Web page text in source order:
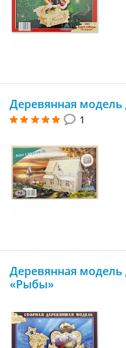
Деревянная
1
Деревянная модель
«Рыбы»